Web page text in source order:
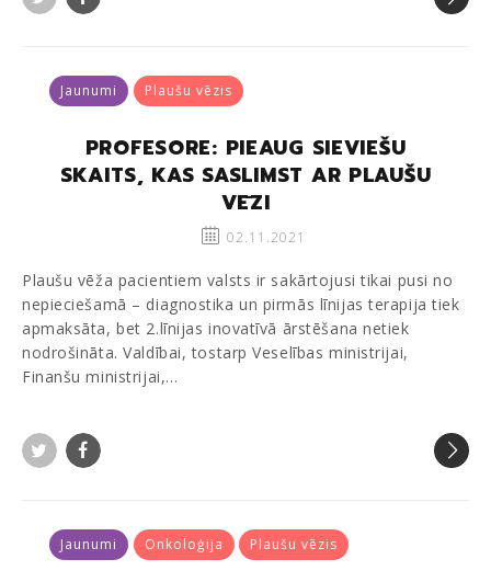
PROFESORE: PIEAUG SIEVIEŠU
SKAITS, KAS SASLIMST AR PLAUŠU
VĒZI
02.11.2021
Jaunumi Plaušu vēzis
Plaušu vēža pacientiem valsts ir sakārtojusi tikai pusi no
nepieciešamā – diagnostika un pirmās līnijas terapija tiek
apmaksāta, bet 2.līnijas inovatīvā ārstēšana netiek
nodrošināta. Valdībai, tostarp Veselības ministrijai,
Finanšu ministrijai,…
Jaunumi Onkoloģija Plaušu vēzis